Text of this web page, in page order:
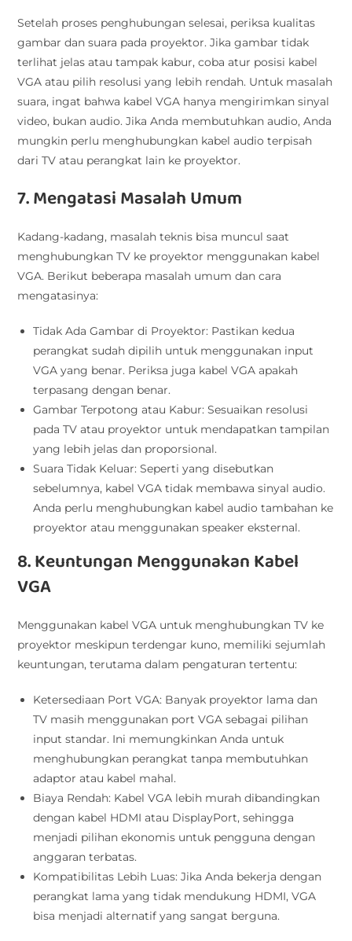
Setelah proses penghubungan selesai, periksa kualitas
gambar dan suara pada proyektor. Jika gambar tidak
terlihat jelas atau tampak kabur, coba atur posisi kabel
VGA atau pilih resolusi yang lebih rendah. Untuk masalah
suara, ingat bahwa kabel VGA hanya mengirimkan sinyal
video, bukan audio. Jika Anda membutuhkan audio, Anda
mungkin perlu menghubungkan kabel audio terpisah
dari TV atau perangkat lain ke proyektor.
7. Mengatasi Masalah Umum
Kadang-kadang, masalah teknis bisa muncul saat
menghubungkan TV ke proyektor menggunakan kabel
VGA. Berikut beberapa masalah umum dan cara
mengatasinya:
Tidak Ada Gambar di Proyektor: Pastikan kedua
perangkat sudah dipilih untuk menggunakan input
VGA yang benar. Periksa juga kabel VGA apakah
terpasang dengan benar.
Gambar Terpotong atau Kabur: Sesuaikan resolusi
pada TV atau proyektor untuk mendapatkan tampilan
yang lebih jelas dan proporsional.
Suara Tidak Keluar: Seperti yang disebutkan
sebelumnya, kabel VGA tidak membawa sinyal audio.
Anda perlu menghubungkan kabel audio tambahan ke
proyektor atau menggunakan speaker eksternal.
8. Keuntungan Menggunakan Kabel
VGA
Menggunakan kabel VGA untuk menghubungkan TV ke
proyektor meskipun terdengar kuno, memiliki sejumlah
keuntungan, terutama dalam pengaturan tertentu:
Ketersediaan Port VGA: Banyak proyektor lama dan
TV masih menggunakan port VGA sebagai pilihan
input standar. Ini memungkinkan Anda untuk
menghubungkan perangkat tanpa membutuhkan
adaptor atau kabel mahal.
Biaya Rendah: Kabel VGA lebih murah dibandingkan
dengan kabel HDMI atau DisplayPort, sehingga
menjadi pilihan ekonomis untuk pengguna dengan
anggaran terbatas.
Kompatibilitas Lebih Luas: Jika Anda bekerja dengan
perangkat lama yang tidak mendukung HDMI, VGA
bisa menjadi alternatif yang sangat berguna.